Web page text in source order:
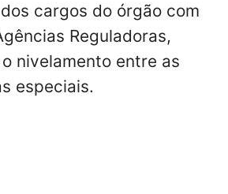
cargos do órgão com
Reguladoras,
nivelamento entre as
especiais.